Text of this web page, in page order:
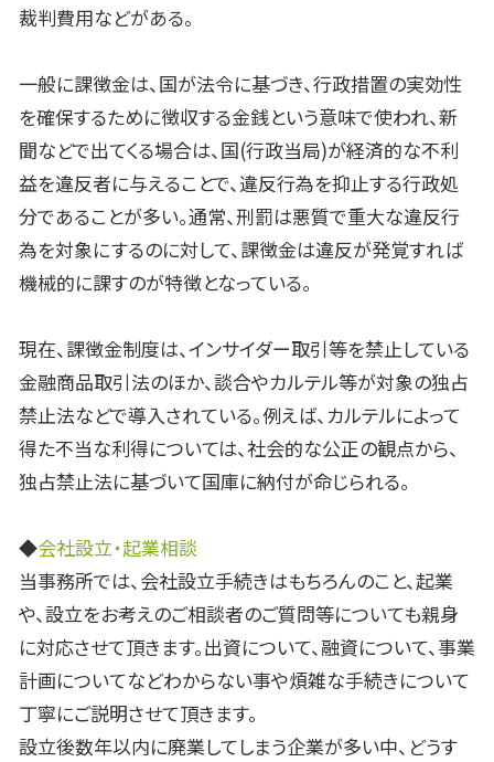
裁判費用などがある。
一般に課徴金は、国が法令に基づき、行政措置の実効性
を確保するために徴収する金銭という意味で使われ、新
聞などで出てくる場合は、国(行政当局)が経済的な不利
益を違反者に与えることで、違反行為を抑止する行政処
分であることが多い。通常、刑罰は悪質で重大な違反行
為を対象にするのに対して、課徴金は違反が発覚すれば
機械的に課すのが特徴となっている。
現在、課徴金制度は、インサイダー取引等を禁止している
金融商品取引法のほか、談合やカルテル等が対象の独占
禁止法などで導入されている。例えば、カルテルによって
得た不当な利得については、社会的な公正の観点から、
独占禁止法に基づいて国庫に納付が命じられる。
◆会社設立・起業相談
当事務所では、会社設立手続きはもちろんのこと、起業
や、設立をお考えのご相談者のご質問等についても親身
に対応させて頂きます。出資について、融資について、事業
計画についてなどわからない事や煩雑な手続きについて
丁寧にご説明させて頂きます。
設立後数年以内に廃業してしまう企業が多い中、どうす